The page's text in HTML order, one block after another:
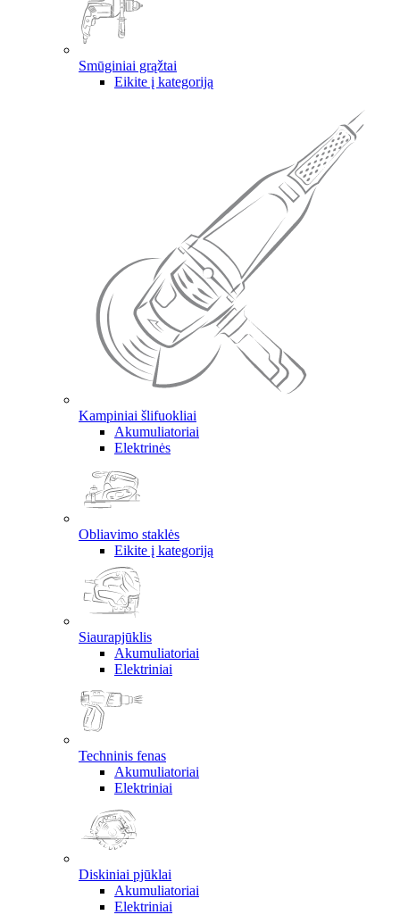
Smūginiai grąžtai
Eikite į kategoriją
Kampiniai šlifuokliai
Akumuliatoriai
Elektrinės
Obliavimo staklės
Eikite į kategoriją
Siaurapjūklis
Akumuliatoriai
Elektriniai
Techninis fenas
Akumuliatoriai
Elektriniai
Diskiniai pjūklai
Akumuliatoriai
Elektriniai